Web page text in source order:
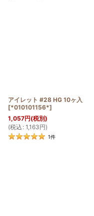
アイレット #28 HG 10ヶ入
[*010101156*]
1,057円(税別)
(税込 : 1,163円)
1件